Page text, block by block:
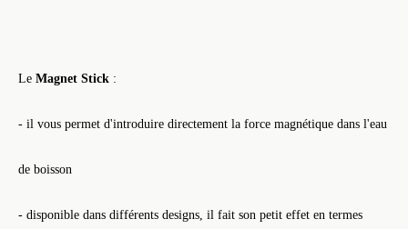
Le Magnet Stick :
- il vous permet d'introduire directement la force magnétique dans l'eau
de boisson
- disponible dans différents designs, il fait son petit effet en termes